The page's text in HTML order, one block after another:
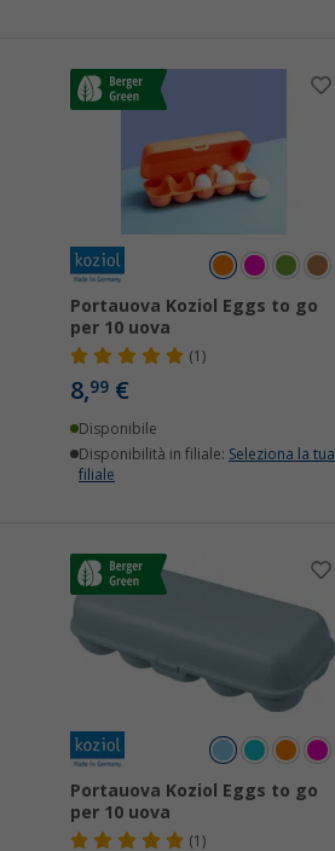
Portauova Koziol Eggs to go
per 10 uova
(1)
8,99€
Disponibile
Disponibilità in filiale: Seleziona la tua
filiale
Portauova Koziol Eggs to go
per 10 uova
(1)